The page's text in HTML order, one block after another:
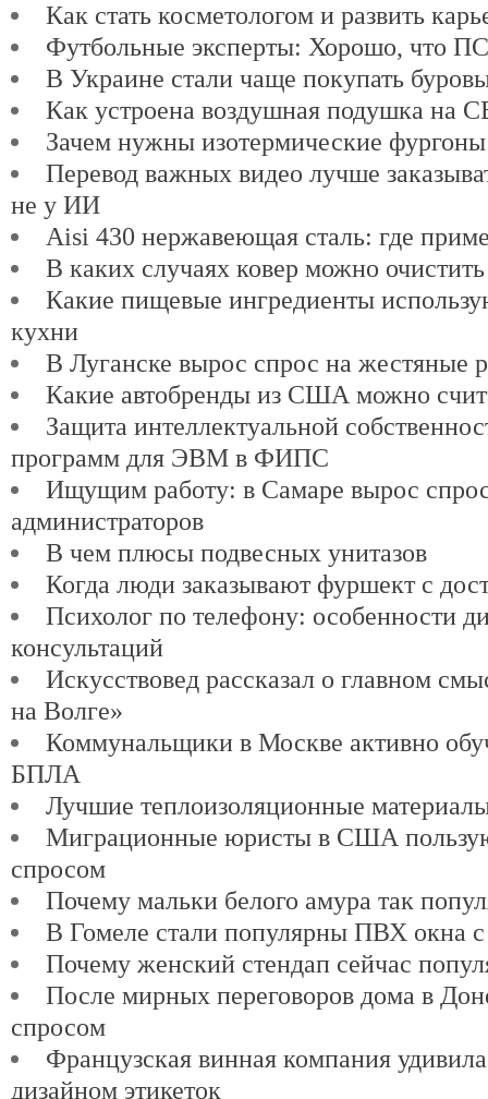
Как стать косметологом и развить
Футбольные эксперты: Хорошо, что
В Украине стали чаще покупать
Как устроена воздушная подушка на
Зачем нужны изотермические фургоны
Перевод важных видео лучше
не у ИИ
Aisi 430 нержавеющая сталь: где
В каких случаях ковер можно
Какие пищевые ингредиенты
кухни
В Луганске вырос спрос на жестяные
Какие автобренды из США можно
Защита интеллектуальной
программ для ЭВМ в ФИПС
Ищущим работу: в Самаре вырос
администраторов
В чем плюсы подвесных унитазов
Когда люди заказывают фуршект с
Психолог по телефону: особенности
консультаций
Искусствовед рассказал о главном
на Волге»
Коммунальщики в Москве активно
БПЛА
Лучшие теплоизоляционные
Миграционные юристы в США
спросом
Почему мальки белого амура так
В Гомеле стали популярны ПВХ окна с
Почему женский стендап сейчас
После мирных переговоров дома в
спросом
Французская винная компания
дизайном этикеток